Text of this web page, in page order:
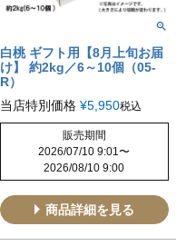
白桃 ギフト用【8月上旬お届
け】 約2kg／6～10個（05-
R）
当店特別価格 ¥5,950税込
販売期間
2026/07/10 9:01〜
2026/08/10 9:00
商品詳細を見る